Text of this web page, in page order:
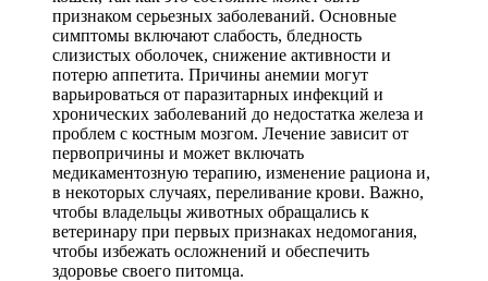
признаком серьезных заболеваний. Основные
симптомы включают слабость, бледность
слизистых оболочек, снижение активности и
потерю аппетита. Причины анемии могут
варьироваться от паразитарных инфекций и
хронических заболеваний до недостатка железа и
проблем с костным мозгом. Лечение зависит от
первопричины и может включать
медикаментозную терапию, изменение рациона и,
в некоторых случаях, переливание крови. Важно,
чтобы владельцы животных обращались к
ветеринару при первых признаках недомогания,
чтобы избежать осложнений и обеспечить
здоровье своего питомца.